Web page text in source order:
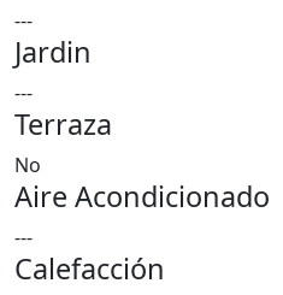
---
Jardin
---
Terraza
No
Aire Acondicionado
---
Calefacción